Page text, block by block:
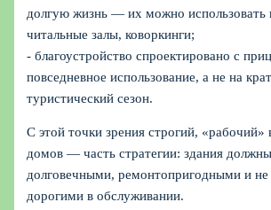
долгую жизнь — их можно использовать
читальные залы, коворкинги;
- благоустройство спроектировано с
повседневное использование, а не на
туристический сезон.
С этой точки зрения строгий,
домов — часть стратегии: здания
долговечными, ремонтопригодными и
дорогими в обслуживании.